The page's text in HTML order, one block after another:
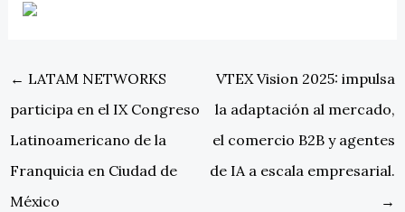
← LATAM NETWORKS
participa en el IX Congreso
Latinoamericano de la
Franquicia en Ciudad de
México
VTEX Vision 2025: impulsa
la adaptación al mercado,
el comercio B2B y agentes
de IA a escala empresarial.
→